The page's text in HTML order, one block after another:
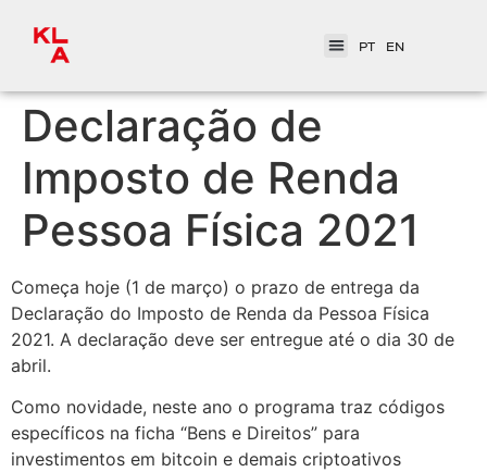
PT EN
Declaração de
Imposto de Renda
Pessoa Física 2021
Começa hoje (1 de março) o prazo de entrega da
Declaração do Imposto de Renda da Pessoa Física
2021. A declaração deve ser entregue até o dia 30 de
abril.
Como novidade, neste ano o programa traz códigos
específicos na ficha “Bens e Direitos” para
investimentos em bitcoin e demais criptoativos